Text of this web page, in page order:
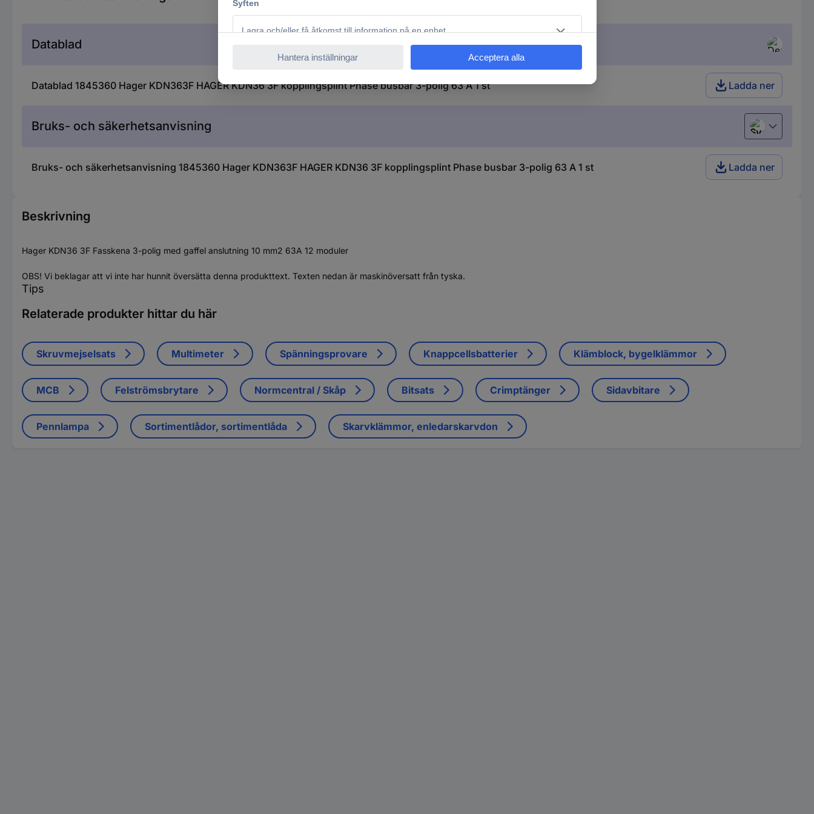
Datablad
Datablad 1845360 Hager KDN363F HAGER KDN36 3F kopplingsplint Phase busbar 3-polig 63 A 1 st Ladda ner
Bruks- och säkerhetsanvisning Svenska
Bruks- och säkerhetsanvisning 1845360 Hager KDN363F HAGER KDN36 3F kopplingsplint Phase busbar 3-polig 63 A 1 st Ladda ner
Beskrivning
Hager KDN36 3F Fasskena 3-polig med gaffel anslutning 10 mm2 63A 12 moduler
OBS! Vi beklagar att vi inte har hunnit översätta denna produkttext. Texten nedan är maskinöversatt från tyska.
Tips
Relaterade produkter hittar du här
Skruvmejselsats Multimeter Spänningsprovare Knappcellsbatterier Klämblock, bygelklämmor
MCB Felströmsbrytare Normcentral / Skåp Bitsats Crimptänger Sidavbitare
Pennlampa Sortimentlådor, sortimentlåda Skarvklämmor, enledarskarvdon